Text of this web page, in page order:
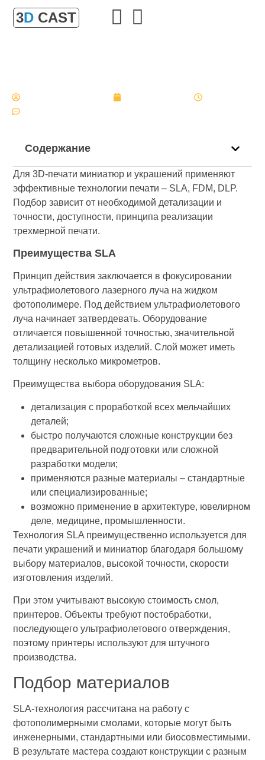
3D CAST
Содержание
Для 3D-печати миниатюр и украшений применяют
эффективные технологии печати – SLA, FDM, DLP.
Подбор зависит от необходимой детализации и
точности, доступности, принципа реализации
трехмерной печати.
Преимущества SLA
Принцип действия заключается в фокусировании
ультрафиолетового лазерного луча на жидком
фотополимере. Под действием ультрафиолетового
луча начинает затвердевать. Оборудование
отличается повышенной точностью, значительной
детализацией готовых изделий. Слой может иметь
толщину несколько микрометров.
Преимущества выбора оборудования SLA:
детализация с проработкой всех мельчайших
деталей;
быстро получаются сложные конструкции без
предварительной подготовки или сложной
разработки модели;
применяются разные материалы – стандартные
или специализированные;
возможно применение в архитектуре, ювелирном
деле, медицине, промышленности.
Технология SLA преимущественно используется для
печати украшений и миниатюр благодаря большому
выбору материалов, высокой точности, скорости
изготовления изделий.
При этом учитывают высокую стоимость смол,
принтеров. Объекты требуют постобработки,
последующего ультрафиолетового отверждения,
поэтому принтеры используют для штучного
производства.
Подбор материалов
SLA-технология рассчитана на работу с
фотополимерными смолами, которые могут быть
инженерными, стандартными или биосовместимыми.
В результате мастера создают конструкции с разным